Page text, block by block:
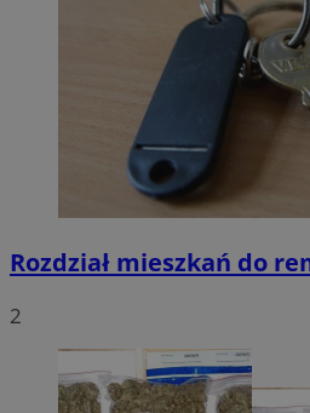
Rozdział mieszkań do
2